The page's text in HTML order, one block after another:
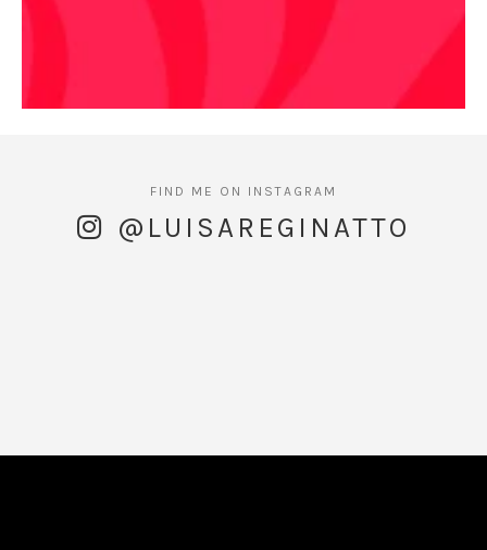
@LUISAREGINATTO